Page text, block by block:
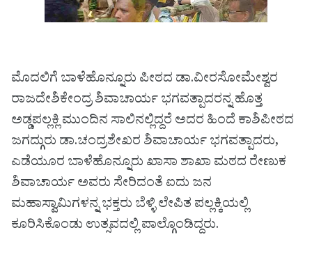
ಮೊದಲಿಗೆ ಬಾಳೆಹೊನ್ನೂರು ಪೀಠದ ಡಾ.ವೀರಸೋಮೇಶ್ವರ
ರಾಜದೇಶಿಕೇಂದ್ರ ಶಿವಾಚಾರ್ಯ ಭಗವತ್ಪಾದರನ್ನ ಹೊತ್ತ
ಅಡ್ಡಪಲ್ಲಕ್ಲಿ ಮುಂದಿನ ಸಾಲಿನಲ್ಲಿದ್ದರೆ ಅದರ ಹಿಂದೆ ಕಾಶಿಪೀಠದ
ಜಗದ್ಗುರು ಡಾ.ಚಂದ್ರಶೇಖರ ಶಿವಾಚಾರ್ಯ ಭಗವತ್ಪಾದರು,
ಎಡೆಯೂರ ಬಾಳೆಹೊನ್ನೂರು ಖಾಸಾ ಶಾಖಾ ಮಠದ ರೇಣುಕ
ಶಿವಾಚಾರ್ಯ ಅವರು ಸೇರಿದಂತೆ ಐದು ಜನ
ಮಹಾಸ್ವಾಮಿಗಳನ್ನ ಭಕ್ತರು ಬೆಳ್ಳಿ ಲೇಪಿತ ಪಲ್ಲಕ್ಕಿಯಲ್ಲಿ
ಕೂರಿಸಿಕೊಂಡು ಉತ್ಸವದಲ್ಲಿ ಪಾಲ್ಗೊಂಡಿದ್ದರು.